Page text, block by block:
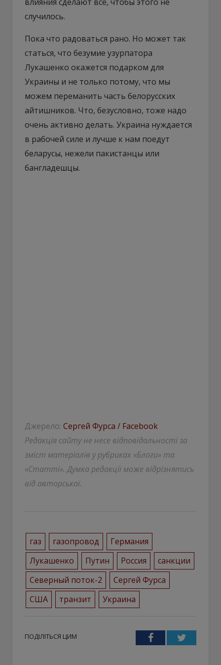
случилось.
Пока что радоваться рано. Но может так
статься, что безумие узурпатора
Лукашенко окажется подарком для
Украины и не только потому, что мы
можем переманить часть белорусских
айтишников. Что, безусловно, тоже надо
очень активно делать. Украина нуждается
в рабочей силе и лучше к нам поедут
беларусы, нежели пакистанцы или
бангладешцы.
Джерело: Сергей Фурса / Facebook
Редакція сайту не несе відповідальності за
зміст матеріалів у рубриках «Блоги» та
«Статті». Думка редакції може відрізнятись
від авторської.
газ газопровод
Германия
Лукашенко
Путин Россия
санкции
Северный поток-2
Сергей Фурса
США
транзит Украина
ПОДІЛІТЬСЯ ЦИМ FacebookTwitter